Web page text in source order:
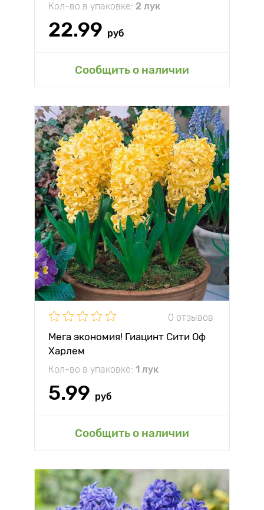
Кол-во в упаковке: 2 лук
22.99 руб
Сообщить о наличии
0 отзывов
Мега экономия! Гиацинт Сити Оф
Харлем
Кол-во в упаковке: 1 лук
5.99 руб
Сообщить о наличии